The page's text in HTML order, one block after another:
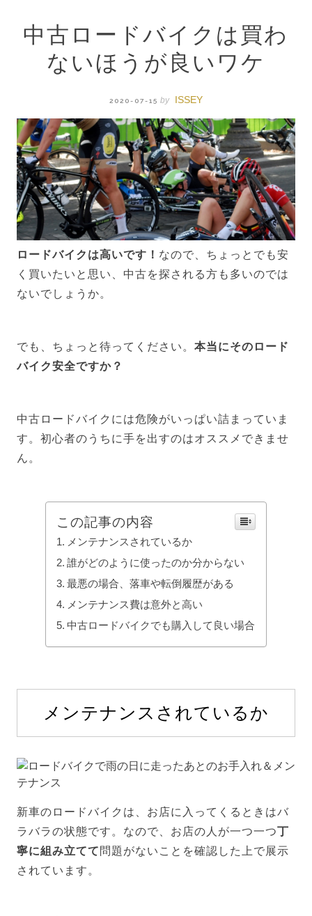
中古ロードバイクは買わ
ないほうが良いワケ
2020-07-15 by ISSEY
ロードバイクは高いです！ なので、ちょっとでも安
く買いたいと思い、中古を探される方も多いのでは
ないでしょうか。
でも、ちょっと待ってください。 本当にそのロード
バイク安全ですか？
中古ロードバイクには危険がいっぱい詰まっていま
す。初心者のうちに手を出すのはオススメできませ
ん。
この記事の内容
メンテナンスされているか
誰がどのように使ったのか分からない
最悪の場合、落車や転倒履歴がある
メンテナンス費は意外と高い
中古ロードバイクでも購入して良い場合
メンテナンスされているか
新車のロードバイクは、お店に入ってくるときはバ
ラバラの状態です。なので、お店の人が一つ一つ丁
寧に組み立てて 問題がないことを確認した上で展示
されています。